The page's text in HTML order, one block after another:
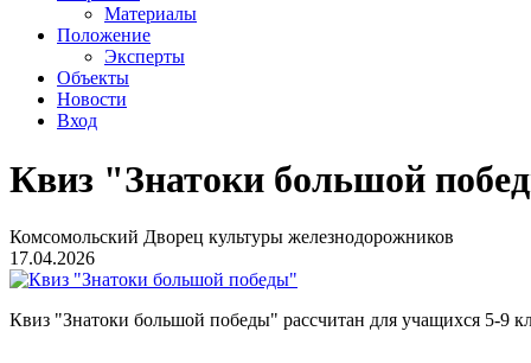
Материалы
Положение
Эксперты
Объекты
Новости
Вход
Квиз "Знатоки большой
Комсомольский Дворец культуры железнодорожников
17.04.2026
Квиз "Знатоки большой победы" рассчитан для учащихся 5-9